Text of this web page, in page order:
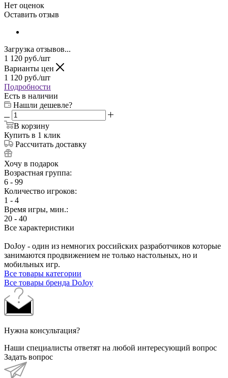
Нет оценок
Оставить отзыв
Загрузка отзывов...
1 120 руб./шт
Варианты цен
1 120 руб./шт
Подробности
Есть в наличии
Нашли дешевле?
В корзину
Купить в 1 клик
Рассчитать доставку
Хочу в подарок
Возрастная группа:
6 - 99
Количество игроков:
1 - 4
Время игры, мин.:
20 - 40
Все характеристики
DoJoy - один из немногих российских разработчиков которые
занимаются продвижением не только настольных, но и
мобильных игр.
Все товары категории
Все товары бренда DoJoy
Нужна консультация?
Наши специалисты ответят на любой интересующий вопрос
Задать вопрос